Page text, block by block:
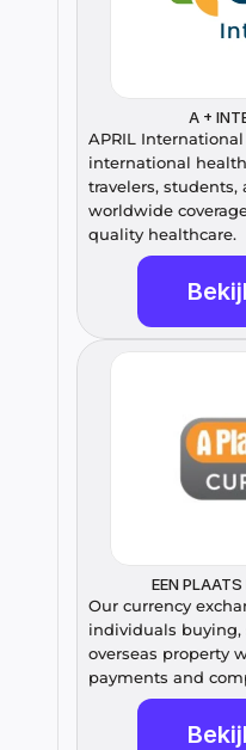
A +
APRIL
international
travelers, students,
worldwide
quality healthcare.
EEN
Our currency
individuals
overseas property
payments and